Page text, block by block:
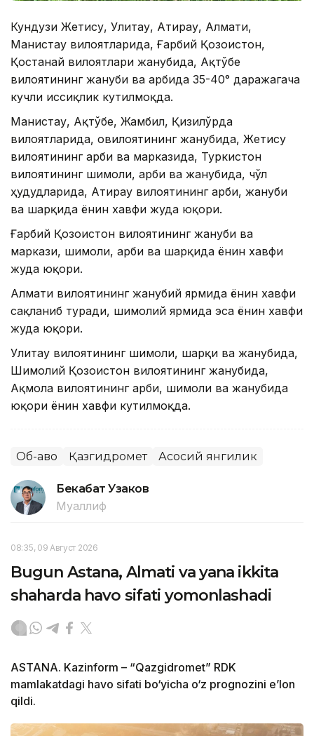
Кундузи Жетису, Улитау, Атирау, Алмати,
Манғистау вилоятларида, Ғарбий Қозоғистон,
Қостанай вилоятлари жанубида, Ақтўбе
вилоятининг жануби ва ғарбида 35-40° даражагача
кучли иссиқлик кутилмоқда.
Манғистау, Ақтўбе, Жамбил, Қизилўрда
вилоятларида, овилоятининг жанубида, Жетису
вилоятининг ғарби ва марказида, Туркистон
вилоятининг шимоли, ғарби ва жанубида, чўл
ҳудудларида, Атирау вилоятининг ғарби, жануби
ва шарқида ёнғин хавфи жуда юқори.
Ғарбий Қозоғистон вилоятининг жануби ва
маркази, шимоли, ғарби ва шарқида ёнғин хавфи
жуда юқори.
Алмати вилоятининг жанубий ярмида ёнғин хавфи
сақланиб туради, шимолий ярмида эса ёнғин хавфи
жуда юқори.
Улитау вилоятининг шимоли, шарқи ва жанубида,
Шимолий Қозоғистон вилоятининг жанубида,
Ақмола вилоятининг ғарби, шимоли ва жанубида
юқори ёнғин хавфи кутилмоқда.
Об-ҳаво Қазгидромет Асосий янгилик
Бекабат Узаков
Муаллиф
08:35, 09 Август 2026
Bugun Astana, Almati va yana ikkita
shaharda havo sifati yomonlashadi
ASTANA. Kazinform – “Qazgidromet” RDK
mamlakatdagi havo sifati bo‘yicha o‘z prognozini e’lon
qildi.